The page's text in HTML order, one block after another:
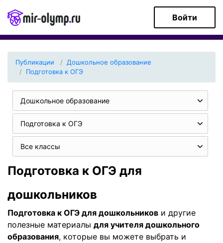
Войти
Публикации
Дошкольное образование
Подготовка к ОГЭ
Дошкольное образование
Подготовка к ОГЭ
Все классы
Подготовка к ОГЭ для
дошкольников
Подготовка к ОГЭ для дошкольников и другие
полезные материалы для учителя дошкольного
образования, которые вы можете выбрать и